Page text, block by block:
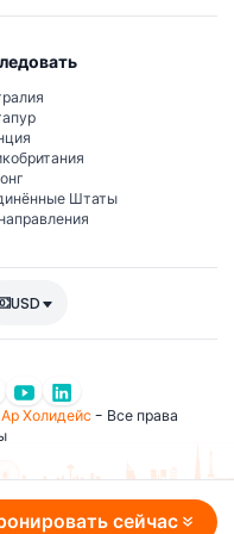
сейчас
Штаты
USD
Холидейс- Все права